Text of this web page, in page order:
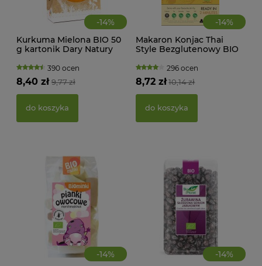
-14%
Kurkuma Mielona BIO 50
g kartonik Dary Natury
390 ocen
9,77 zł
8,40 zł
do koszyka
-14%
Makaron Konjac Thai
Style Bezglutenowy BIO
296 ocen
10,14 zł
8,72 zł
do koszyka
-14%
-14%